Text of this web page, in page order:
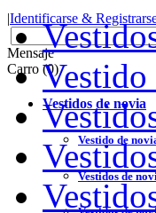
|Identificarse &
Mensaje
Carro (0)
Vestidos de novia
Vestido de
Vestidos de